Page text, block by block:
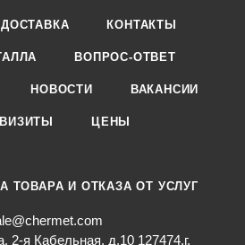
ДОСТАВКА КОНТАКТЫ
ВОПРОС-ОТВЕТ
НОВОСТИ ВАКАНСИИ
ЦЕНЫ
ТОВАРА И ОТКАЗА ОТ УСЛУГ
2-я Кабельная, д.10 127474,г.